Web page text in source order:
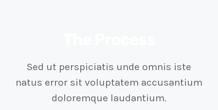
Sed ut perspiciatis unde omnis iste
natus error sit voluptatem accusantium
doloremque laudantium.